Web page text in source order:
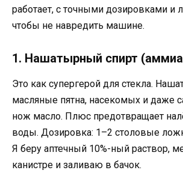
работает, с точными дозировками и
чтобы не навредить машине.
1. Нашатырный спирт
Это как супергерой для стекла.
масляные пятна, насекомых и даже
нож масло. Плюс предотвращает
воды. Дозировка: 1–2 столовые
Я беру аптечный 10%-ный раствор,
канистре и заливаю в бачок.